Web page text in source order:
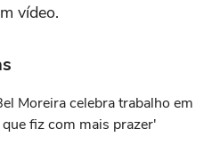
vídeo.
Moreira celebra trabalho em
fiz com mais prazer'